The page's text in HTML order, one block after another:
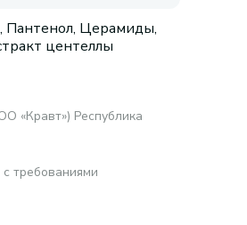
Пантенол, Церамиды,
центеллы
«Кравт») Республика
требованиями